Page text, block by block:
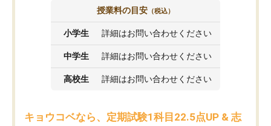
授業料の目安 （税込）
小学生 詳細はお問い合わせください
中学生 詳細はお問い合わせください
高校生 詳細はお問い合わせください
キョウコベなら、定期試験1科目22.5点UP & 志